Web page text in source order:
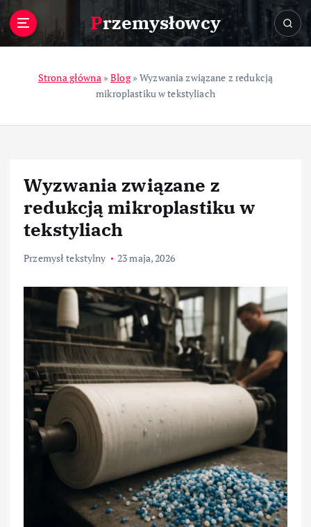
Przemysłowcy
Strona główna»Blog»Wyzwania związane z redukcją
mikroplastiku w tekstyliach
Wyzwania związane z
redukcją mikroplastiku w
tekstyliach
Przemysł tekstylny 23 maja, 2026